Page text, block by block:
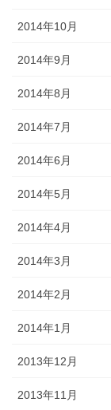
2014年10月
2014年9月
2014年8月
2014年7月
2014年6月
2014年5月
2014年4月
2014年3月
2014年2月
2014年1月
2013年12月
2013年11月